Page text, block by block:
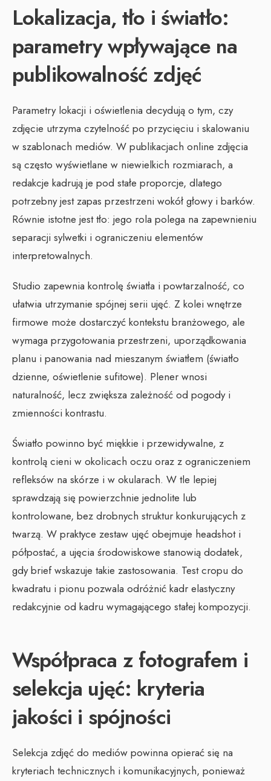
Lokalizacja, tło i światło:
parametry wpływające na
publikowalność zdjęć
Parametry lokacji i oświetlenia decydują o tym, czy
zdjęcie utrzyma czytelność po przycięciu i skalowaniu
w szablonach mediów. W publikacjach online zdjęcia
są często wyświetlane w niewielkich rozmiarach, a
redakcje kadrują je pod stałe proporcje, dlatego
potrzebny jest zapas przestrzeni wokół głowy i barków.
Równie istotne jest tło: jego rola polega na zapewnieniu
separacji sylwetki i ograniczeniu elementów
interpretowalnych.
Studio zapewnia kontrolę światła i powtarzalność, co
ułatwia utrzymanie spójnej serii ujęć. Z kolei wnętrze
firmowe może dostarczyć kontekstu branżowego, ale
wymaga przygotowania przestrzeni, uporządkowania
planu i panowania nad mieszanym światłem (światło
dzienne, oświetlenie sufitowe). Plener wnosi
naturalność, lecz zwiększa zależność od pogody i
zmienności kontrastu.
Światło powinno być miękkie i przewidywalne, z
kontrolą cieni w okolicach oczu oraz z ograniczeniem
refleksów na skórze i w okularach. W tle lepiej
sprawdzają się powierzchnie jednolite lub
kontrolowane, bez drobnych struktur konkurujących z
twarzą. W praktyce zestaw ujęć obejmuje headshot i
półpostać, a ujęcia środowiskowe stanowią dodatek,
gdy brief wskazuje takie zastosowania. Test cropu do
kwadratu i pionu pozwala odróżnić kadr elastyczny
redakcyjnie od kadru wymagającego stałej kompozycji.
Współpraca z fotografem i
selekcja ujęć: kryteria
jakości i spójności
Selekcja zdjęć do mediów powinna opierać się na
kryteriach technicznych i komunikacyjnych, ponieważ